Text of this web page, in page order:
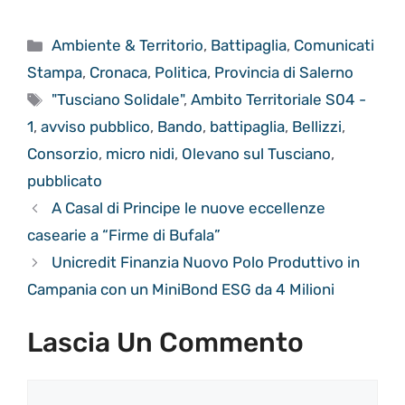
Categorie
Ambiente & Territorio, Battipaglia, Comunicati
Stampa, Cronaca, Politica, Provincia di Salerno
Tag
"Tusciano Solidale",Ambito Territoriale S04 -
1, avviso pubblico, Bando, battipaglia, Bellizzi,
Consorzio, micro nidi, Olevano sul Tusciano,
pubblicato
A Casal di Principe le nuove eccellenze
casearie a “Firme di Bufala”
Unicredit Finanzia Nuovo Polo Produttivo in
Campania con un MiniBond ESG da 4 Milioni
Lascia Un Commento